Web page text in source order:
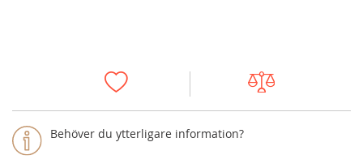
Behöver du ytterligare information?